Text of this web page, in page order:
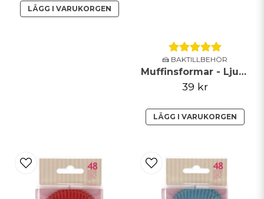
LÄGG I VARUKORGEN
🍰 BAKTILLBEHÖR
Muffinsformar - Ljusrosa - FunCakes
39 kr
LÄGG I VARUKORGEN